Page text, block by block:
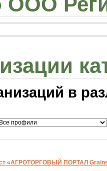
в
«АГРОТОРГОВЫЙ ПОРТАЛ